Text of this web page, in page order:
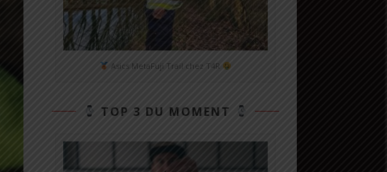
Asics MetaFuji Trail chez T4R
TOP 3 DU MOMENT